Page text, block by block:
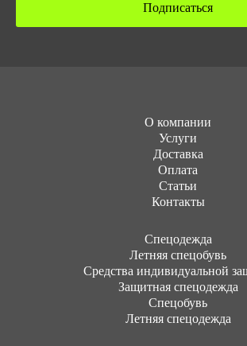
Подписаться
О компании
Услуги
Доставка
Оплата
Статьи
Контакты
Cпецодежда
Летняя спецобувь
Средства индивидуальной
Защитная спецодежда
Спецобувь
Летняя спецодежда